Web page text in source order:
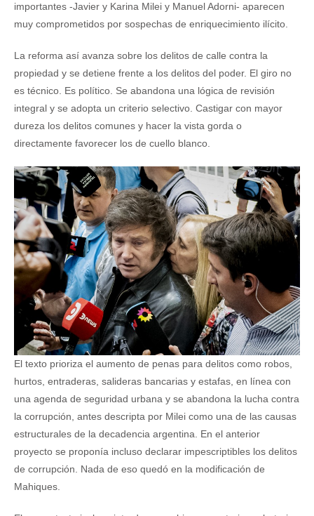
importantes -Javier y Karina Milei y Manuel Adorni- aparecen
muy comprometidos por sospechas de enriquecimiento ilícito.
La reforma así avanza sobre los delitos de calle contra la
propiedad y se detiene frente a los delitos del poder. El giro no
es técnico. Es político. Se abandona una lógica de revisión
integral y se adopta un criterio selectivo. Castigar con mayor
dureza los delitos comunes y hacer la vista gorda o
directamente favorecer los de cuello blanco.
El texto prioriza el aumento de penas para delitos como robos,
hurtos, entraderas, salideras bancarias y estafas, en línea con
una agenda de seguridad urbana y se abandona la lucha contra
la corrupción, antes descripta por Milei como una de las causas
estructurales de la decadencia argentina. En el anterior
proyecto se proponía incluso declarar impescriptibles los delitos
de corrupción. Nada de eso quedó en la modificación de
Mahiques.